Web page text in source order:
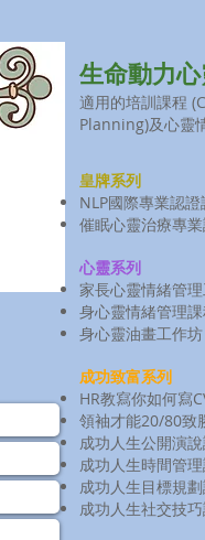
生命動力
適用的培訓課程
Planning)及心靈
皇牌系列
NLP國際專業認證
催眠心靈治療專
心靈系列
家長心靈情緒管
身心靈情緒管理
身心靈油畫工作坊
成功致富系列
​HR教寫你如何寫
領袖才能20/80致
成功人生公開演
成功人生時間管
成功人生目標規
成功人生社交技